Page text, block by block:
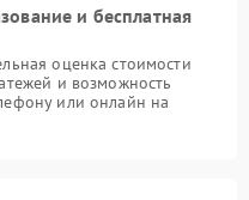
и бесплатная
оценка стоимости
и возможность
или онлайн на